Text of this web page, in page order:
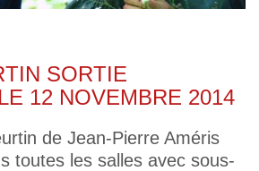
SORTIE
12 NOVEMBRE 2014
de Jean-Pierre Améris
toutes les salles avec sous-